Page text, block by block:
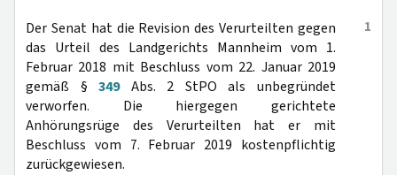
1
Der Senat hat die Revision des Verurteilten gegen
das Urteil des Landgerichts Mannheim vom 1.
Februar 2018 mit Beschluss vom 22. Januar 2019
gemäß §349Abs. 2 StPO als unbegründet
verworfen. Die hiergegen gerichtete
Anhörungsrüge des Verurteilten hat er mit
Beschluss vom 7. Februar 2019 kostenpflichtig
zurückgewiesen.